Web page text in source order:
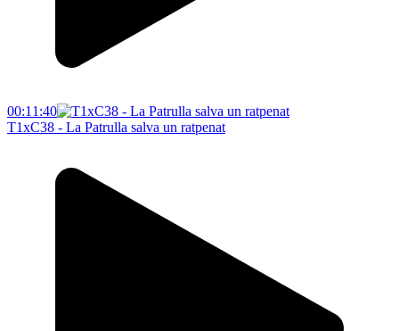
00:11:40
T1xC38 - La Patrulla salva un ratpenat